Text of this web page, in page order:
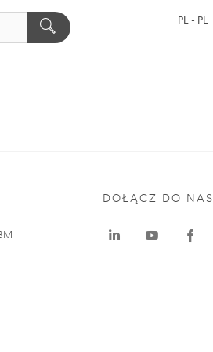
PL - PL
DOŁĄCZ DO NAS